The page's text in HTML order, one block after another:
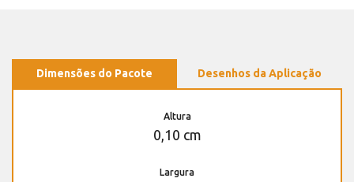
Dimensões do Pacote Desenhos da Aplicação
Altura
0,10 cm
Largura